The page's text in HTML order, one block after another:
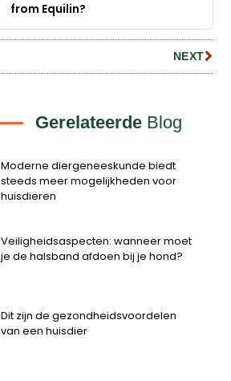
from Equilin?
NEXT
Gerelateerde Blog
Moderne diergeneeskunde biedt
steeds meer mogelijkheden voor
huisdieren
Veiligheidsaspecten: wanneer moet
je de halsband afdoen bij je hond?
Dit zijn de gezondheidsvoordelen
van een huisdier